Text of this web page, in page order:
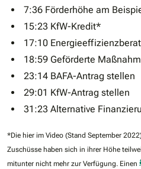
7:36 Förderhöhe am
15:23 KfW-Kredit*
17:10
18:59 Geförderte
23:14 BAFA-Antrag stellen
29:01 KfW-Antrag stellen
31:23 Alternative
*Die hier im Video (Stand September
Zuschüsse haben sich in ihrer Höhe
mitunter nicht mehr zur Verfügung. Einen